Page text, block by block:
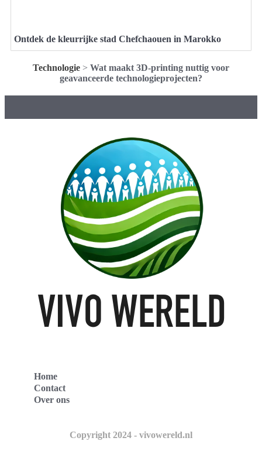
Ontdek de kleurrijke stad Chefchaouen in Marokko
Technologie > Wat maakt 3D-printing nuttig voor
geavanceerde technologieprojecten?
Home
Contact
Over ons
Copyright 2024 - vivowereld.nl